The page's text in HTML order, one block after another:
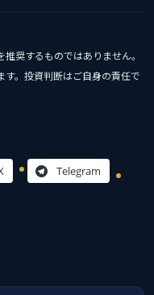
奨するものではありません。
。投資判断はご自身の責任で
Telegram